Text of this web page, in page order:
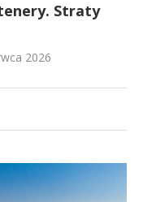
Straty
2026